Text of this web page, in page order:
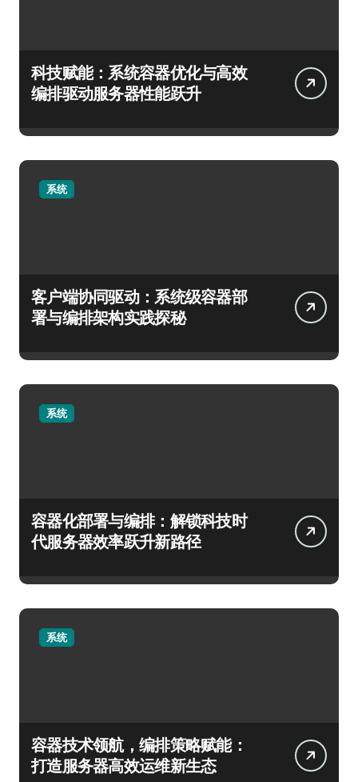
科技赋能：系统容器优化与高效
编排驱动服务器性能跃升
系统
客户端协同驱动：系统级容器部
署与编排架构实践探秘
系统
容器化部署与编排：解锁科技时
代服务器效率跃升新路径
系统
容器技术领航，编排策略赋能：
打造服务器高效运维新生态